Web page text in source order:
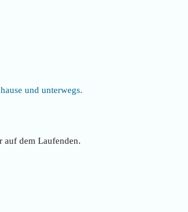
und unterwegs.
auf dem Laufenden.